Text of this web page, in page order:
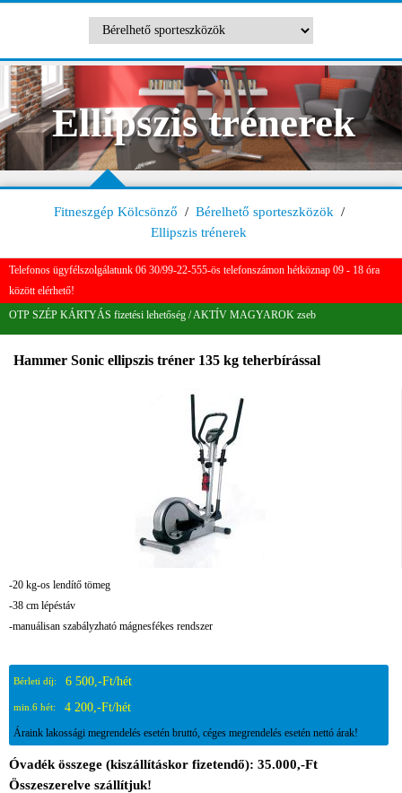
Ellipszis trénerek
Fitneszgép Kölcsönző / Bérelhető sporteszközök /
Ellipszis trénerek
Telefonos ügyfélszolgálatunk 06 30/99-22-555-ös telefonszámon hétköznap 09 - 18 óra
között elérhető!
OTP SZÉP KÁRTYÁS fizetési lehetőség / AKTÍV MAGYAROK zseb
Hammer Sonic ellipszis tréner 135 kg teherbírással
-20 kg-os lendítő tömeg
-38 cm lépéstáv
-manuálisan szabályzható mágnesfékes rendszer
Bérleti díj: 6 500,-Ft/hét
min.6 hét: 4 200,-Ft/hét
Áraink lakossági megrendelés esetén bruttó, céges megrendelés esetén nettó árak!
Óvadék összege (kiszállításkor fizetendő): 35.000,-Ft
Összeszerelve szállítjuk!